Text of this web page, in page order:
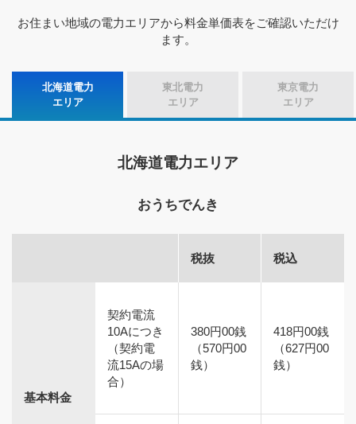
お住まい地域の電力エリアから料金単価表をご確認いただけ
ます。
北海道電力
エリア
東北電力
エリア
東京電力
エリア
北海道電力エリア
おうちでんき
税抜 税込
基本料金
契約電流
10Aにつき
（契約電
流15Aの場
合）
380円00銭
（570円00
銭）
418円00銭
（627円00
銭）